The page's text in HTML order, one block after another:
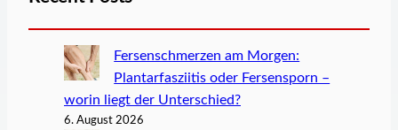
Fersenschmerzen am Morgen:
Plantarfasziitis oder Fersensporn –
worin liegt der Unterschied?
6. August 2026